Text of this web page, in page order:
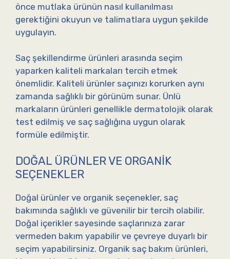
önce mutlaka ürünün nasıl kullanılması
gerektiğini okuyun ve talimatlara uygun şekilde
uygulayın.
Saç şekillendirme ürünleri arasında seçim
yaparken kaliteli markaları tercih etmek
önemlidir. Kaliteli ürünler saçınızı korurken aynı
zamanda sağlıklı bir görünüm sunar. Ünlü
markaların ürünleri genellikle dermatolojik olarak
test edilmiş ve saç sağlığına uygun olarak
formüle edilmiştir.
DOĞAL ÜRÜNLER VE ORGANIK
SEÇENEKLER
Doğal ürünler ve organik seçenekler, saç
bakımında sağlıklı ve güvenilir bir tercih olabilir.
Doğal içerikler sayesinde saçlarınıza zarar
vermeden bakım yapabilir ve çevreye duyarlı bir
seçim yapabilirsiniz. Organik saç bakım ürünleri,